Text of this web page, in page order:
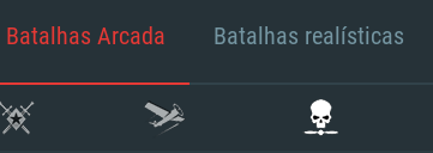
Batalhas Arcada Batalhas realísticas